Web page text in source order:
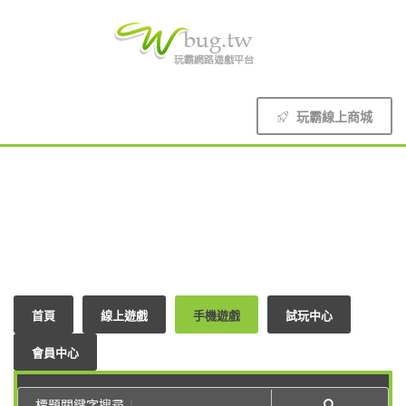
玩霸線上商城
首頁 線上遊戲 手機遊戲 試玩中心
會員中心